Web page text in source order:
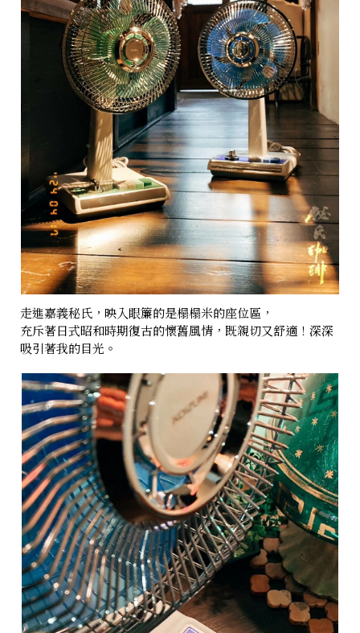
走進嘉義秘氏，映入眼簾的是榻榻米的座位區，
充斥著日式昭和時期復古的懷舊風情，既親切又舒適！深深
吸引著我的目光。